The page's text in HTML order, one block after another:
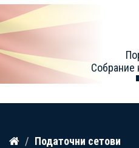
Прескокнете
Собрание
Податочни сетови